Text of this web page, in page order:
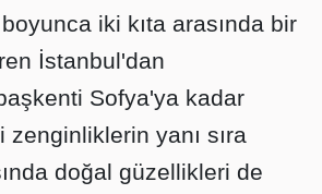
iki kıta arasında bir
İstanbul'dan
Sofya'ya kadar
zenginliklerin yanı sıra
doğal güzellikleri de